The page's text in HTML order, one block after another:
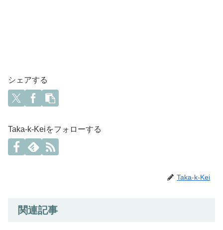
シェアする
Taka-k-Keiをフォローする
Taka-k-Kei
関連記事